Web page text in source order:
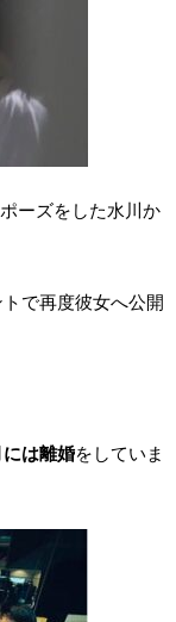
ーズをした水川か
で再度彼女へ公開
は離婚をしていま